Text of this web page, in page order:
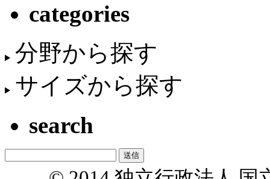
categories
分野から探す
サイズから探す
search